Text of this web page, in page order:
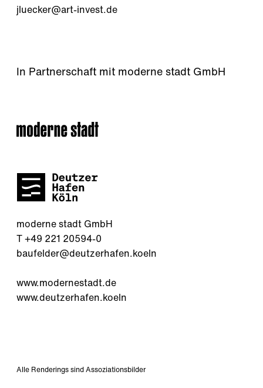
jluecker@art-invest.de
In Partnerschaft mit moderne stadt GmbH
moderne stadt GmbH
T +49 221 20594-0
baufelder@deutzerhafen.koeln
www.modernestadt.de
www.deutzerhafen.koeln
Alle Renderings sind Assoziationsbilder